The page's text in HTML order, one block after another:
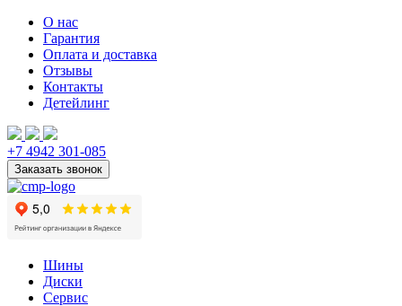
О нас
Гарантия
Оплата и доставка
Отзывы
Контакты
Детейлинг
+7 4942 301-085
Шины
Диски
Сервис